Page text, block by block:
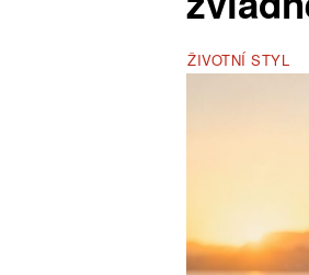
ŽIVOTNÍ STYL